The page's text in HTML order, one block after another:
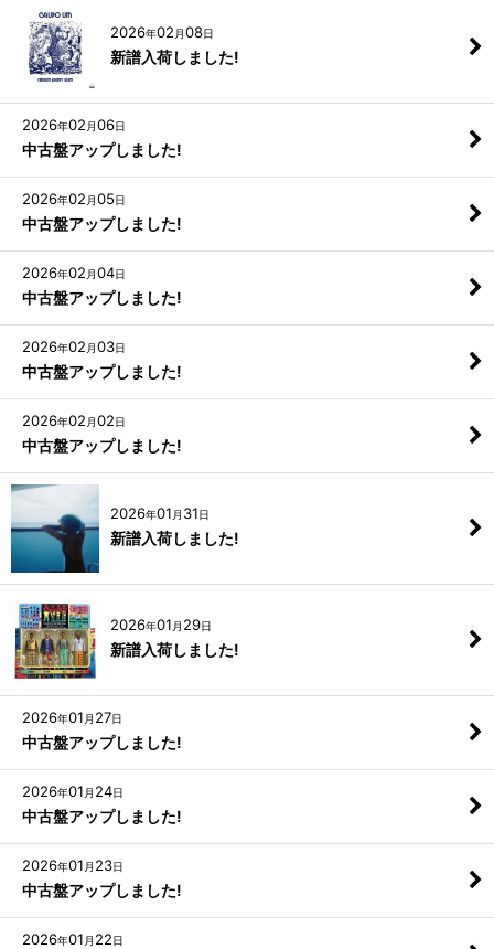
2026年02 月08日
新譜入荷しました!
2026年02 月06日
中古盤アップしました!
2026年02 月05日
中古盤アップしました!
2026年02 月04日
中古盤アップしました!
2026年02 月03日
中古盤アップしました!
2026年02 月02日
中古盤アップしました!
2026年01 月 31日
新譜入荷しました!
2026年01 月 29日
新譜入荷しました!
2026年01 月 27日
中古盤アップしました!
2026年01 月 24日
中古盤アップしました!
2026年01 月 23日
中古盤アップしました!
2026年01 月 22日